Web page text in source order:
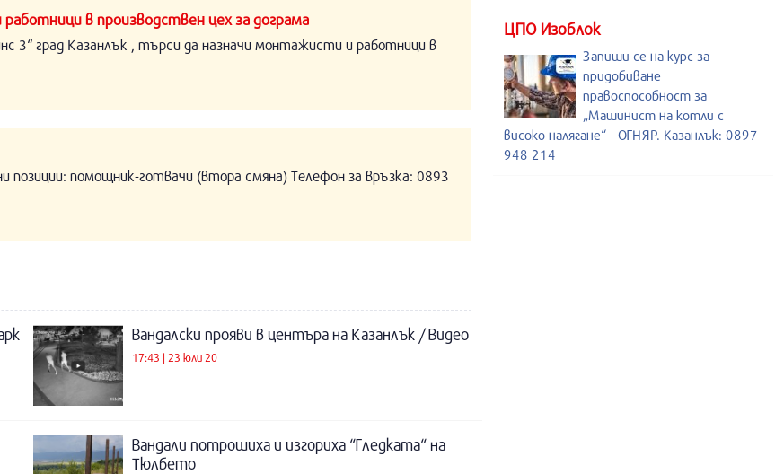
в производствен цех за дограма
3“ град Казанлък , търси да назначи монтажисти и работници в
помощник-готвачи (втора смяна) Телефон за връзка: 0893
Вандалски прояви в центъра на Казанлък / Видео
17:43 | 23 юли 20
Вандали потрошиха и изгориха “Гледката“ на
Тюлбето
ЦПО Изоблок
Запиши се на курс за
придобиване
правоспособност за
„Машинист на котли с
високо налягане“ - ОГНЯР. Казанлък: 0897
948 214